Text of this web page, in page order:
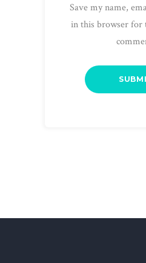
Save my name,
in this browser for